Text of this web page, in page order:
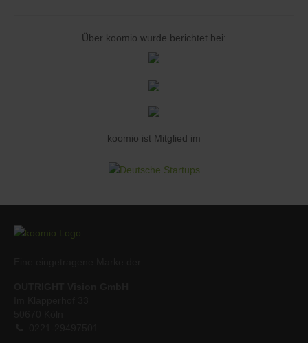
Über koomio wurde berichtet bei:
koomio ist Mitglied im